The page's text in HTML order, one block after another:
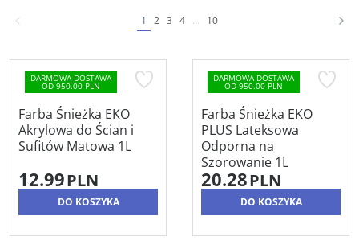
1 2 3 4 ... 10
DARMOWA DOSTAWA
OD 950.00 PLN
Farba Śnieżka EKO
Akrylowa do Ścian i
Sufitów Matowa 1L
12.99PLN
DO KOSZYKA
DARMOWA DOSTAWA
OD 950.00 PLN
Farba Śnieżka EKO
PLUS Lateksowa
Odporna na
Szorowanie 1L
20.28PLN
DO KOSZYKA